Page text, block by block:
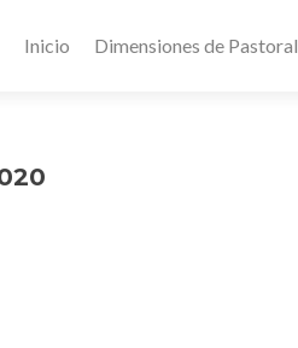
Inicio Dimensiones de Pastoral